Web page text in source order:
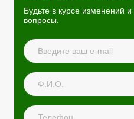
Будьте в курсе изменений
вопросы.